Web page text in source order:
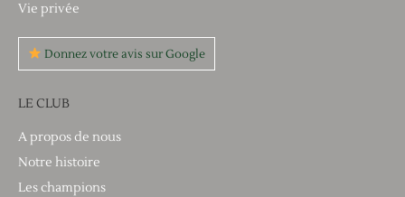
Vie privée
Donnez votre avis sur Google
LE CLUB
A propos de nous
Notre histoire
Les champions